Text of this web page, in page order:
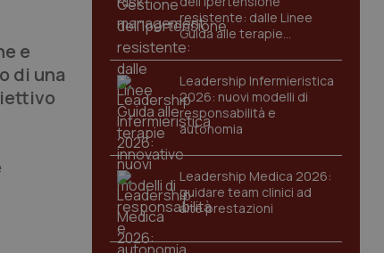
e
di una
resistente: dalle Linee
Guida alle terapie
innovative
Leadership Infermieristica
2026: nuovi modelli di
responsabilità e
autonomia
Leadership Medica 2026:
guidare team clinici ad
alte prestazioni